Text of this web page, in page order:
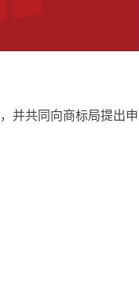
并共同向商标局提出申